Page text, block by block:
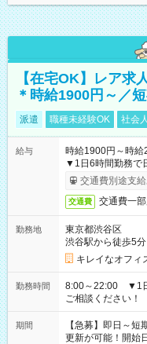
【在宅OK】レア求
＊時給1900円～／
派遣 職種未経験OK 社会
給与
時給1900円～時
▼1日6時間勤務で
交通費別途支給
交通費 交通費一
勤務地
東京都渋谷区
渋谷駅から徒歩5分
キレイなオフィ
勤務時間
8:00～22:00 ▼1日
ご相談ください！
期間
【急募】即日～
更新が可能！開始